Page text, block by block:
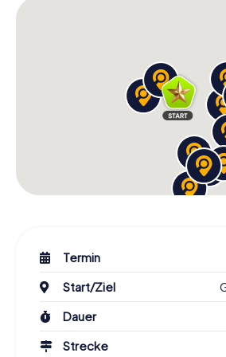
genießt die atemberaubenden
Termin
Start/Ziel
Dauer
Strecke